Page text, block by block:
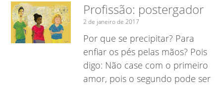
Profissão: postergador
2 de janeiro de 2017
Por que se precipitar? Para
enfiar os pés pelas mãos? Pois
digo: Não case com o primeiro
amor, pois o segundo pode ser